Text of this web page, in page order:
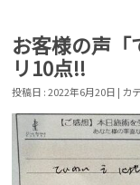
お客様の声
リ10点!!
投稿日 : 2022年6月20日 | カ